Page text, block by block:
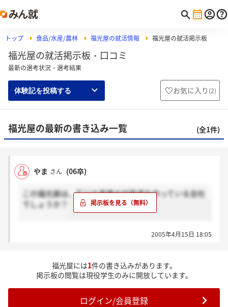
トップ 食品/水産/農林 福光屋の就活情報 福光屋の就活掲示板
福光屋の就活掲示板・口コミ
最新の選考状況・選考結果
体験記を投稿する お気に入り (2)
福光屋の最新の書き込み一覧 (全1件)
やま さん (06卒)
この福光屋は、石川の黒帯や加賀鳶を作っている会社
でしょうか？
2005年4月15日 18:05
福光屋には1件の書き込みがあります。
掲示板の閲覧は現役学生のみに開放しています。
ログイン/会員登録